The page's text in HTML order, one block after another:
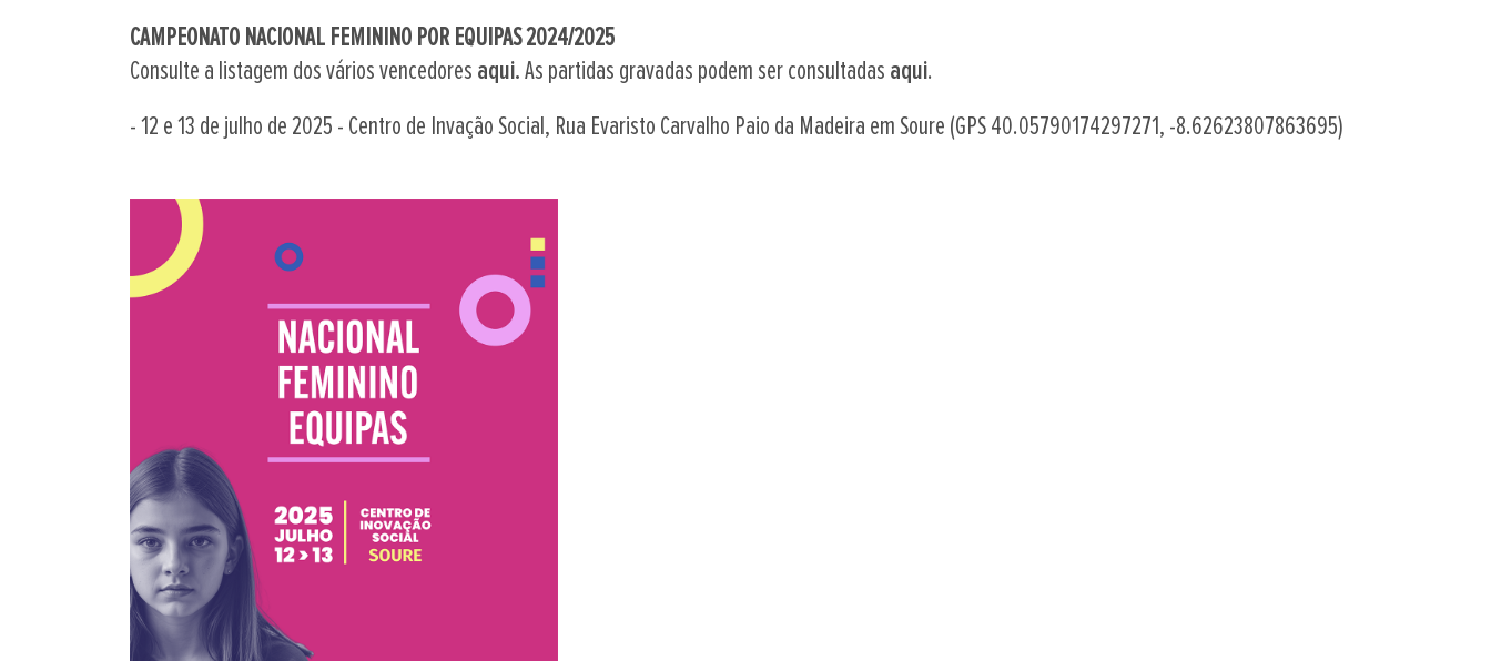
CAMPEONATO NACIONAL FEMININO POR EQUIPAS 2024/2025
Consulte a listagem dos vários vencedores aqui. As partidas gravadas podem ser consultadas aqui.
- 12 e 13 de julho de 2025 - Centro de Invação Social, Rua Evaristo Carvalho Paio da Madeira em Soure (GPS 40.05790174297271, -8.62623807863695)